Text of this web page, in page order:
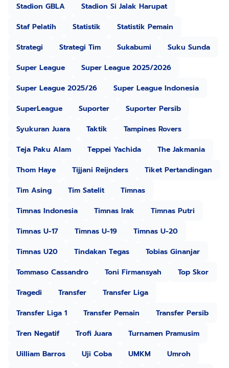
Stadion GBLA
Stadion Si Jalak Harupat
Staf Pelatih
Statistik
Statistik Pemain
Strategi
Strategi Tim Sukabumi
Suku Sunda
Super League
Super League 2025/2026
Super League 2025/26
Super League Indonesia
SuperLeague
Suporter
Suporter Persib
Syukuran Juara
Taktik
Tampines Rovers
Teja Paku Alam
Teppei Yachida
The Jakmania
Thom Haye
Tijjani Reijnders
Tiket Pertandingan
Tim Asing
Tim Satelit
Timnas
Timnas Indonesia
Timnas Irak
Timnas Putri
Timnas U-17
Timnas U-19
Timnas U-20
Timnas U20
Tindakan Tegas
Tobias Ginanjar
Tommaso Cassandro
Toni Firmansyah
Top Skor
Tragedi
Transfer
Transfer Liga
Transfer Liga 1
Transfer Pemain
Transfer Persib
Tren Negatif
Trofi Juara
Turnamen Pramusim
Uilliam Barros
Uji Coba UMKM
Umroh